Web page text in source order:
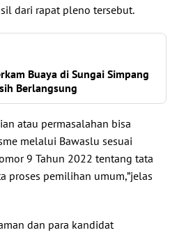
dari rapat pleno tersebut.
Buaya di Sungai Simpang
Berlangsung
atau permasalahan bisa
melalui Bawaslu sesuai
9 Tahun 2022 tentang tata
proses pemilihan umum,”jelas
dan para kandidat